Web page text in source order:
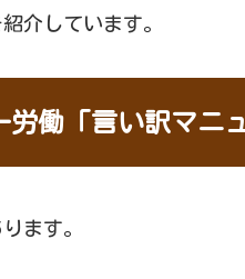
介しています。
労働「言い訳マニ
ます。